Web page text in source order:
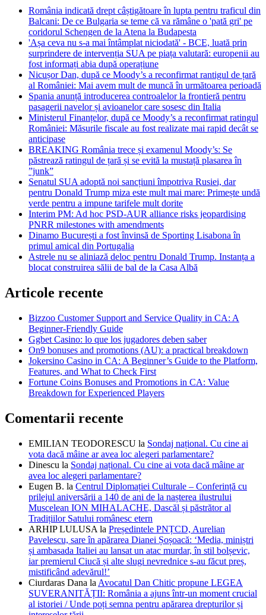
România indicată drept câștigătoare în lupta pentru traficul din
Balcani: De ce Bulgaria se teme că va rămâne o 'pată gri' pe
coridorul Schengen de la Atena la Budapesta
'Așa ceva nu s-a mai întâmplat niciodată' - BCE, luată prin
surprindere de intervenția SUA pe piața valutară: europenii au
fost informați abia după operațiune
Nicușor Dan, după ce Moody’s a reconfirmat rantigul de țară
al României: Mai avem mult de muncă în următoarea perioadă
Spania anunță introducerea controalelor la frontieră pentru
pasagerii navelor și avioanelor care sosesc din Italia
Ministerul Finanțelor, după ce Moody’s a reconfirmat ratingul
României: Măsurile fiscale au fost realizate mai rapid decât se
anticipase
BREAKING România trece și examenul Moody’s: Se
păstrează ratingul de țară și se evită la mustață plasarea în
”junk”
Senatul SUA adoptă noi sancțiuni împotriva Rusiei, dar
pentru Donald Trump miza este mult mai mare: Primește undă
verde pentru a impune tarifele mult dorite
Interim PM: Ad hoc PSD-AUR alliance risks jeopardising
PNRR milestones with amendments
Dinamo București a fost învinsă de Sporting Lisabona în
primul amical din Portugalia
Astrele nu se aliniază deloc pentru Donald Trump. Instanța a
blocat construirea sălii de bal de la Casa Albă
Articole recente
Bizzoo Customer Support and Service Quality in CA: A
Beginner-Friendly Guide
Ggbet Casino: lo que los jugadores deben saber
On9 bonuses and promotions (AU): a practical breakdown
Jokersino Casino in CA: A Beginner’s Guide to the Platform,
Features, and What to Check First
Fortune Coins Bonuses and Promotions in CA: Value
Breakdown for Experienced Players
Comentarii recente
EMILIAN TEODORESCU la Sondaj național. Cu cine ai
vota dacă mâine ar avea loc alegeri parlamentare?
Dinescu la Sondaj național. Cu cine ai vota dacă mâine ar
avea loc alegeri parlamentare?
Eugen B. la Centrul Diplomației Culturale – Conferință cu
prilejul aniversării a 140 de ani de la nașterea ilustrului
Muscelean ION MIHALACHE, Dascăl și păstrător al
Tradițiilor Satului românesc etern
ARHIP LULUSA la Președintele PNȚCD, Aurelian
Pavelescu, sare în apărarea Dianei Șoșoacă: ‘Media, miniștri
și ambasada Italiei au lansat un atac murdar, în stil bolșevic,
iar premierul Ciucă și alte slugi nevrednice s-au făcut preș,
mistificând adevărul!’
Ciurdaras Dana la Avocatul Dan Chitic propune LEGEA
SUVERANITĂȚII: România a ajuns într-un moment crucial
al istoriei / Unde poți semna pentru apărarea drepturilor și